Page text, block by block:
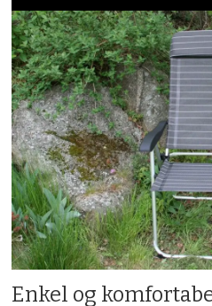
Enkel og